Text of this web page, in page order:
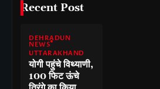
Recent Post
DEHRADUN
NEWS
UTTARAKHAND
योगी पहुंचे विथ्याणी,
100 फिट ऊंचे